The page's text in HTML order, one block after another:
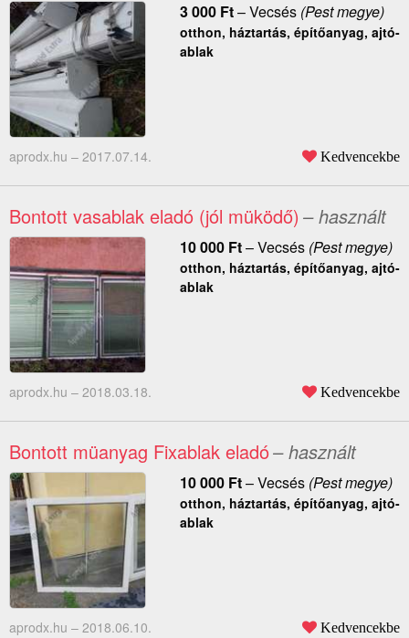
3 000 Ft–Vecsés(Pest megye)
otthon, háztartás, építőanyag, ajtó-
ablak
aprodx.hu – 2017.07.14. Kedvencekbe
Bontott vasablak eladó (jól müködő) – használt
10 000 Ft–Vecsés(Pest megye)
otthon, háztartás, építőanyag, ajtó-
ablak
aprodx.hu – 2018.03.18. Kedvencekbe
Bontott müanyag Fixablak eladó– használt
10 000 Ft–Vecsés(Pest megye)
otthon, háztartás, építőanyag, ajtó-
ablak
aprodx.hu – 2018.06.10. Kedvencekbe